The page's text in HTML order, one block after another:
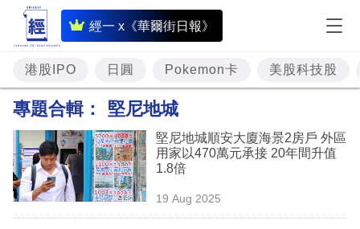
經一 x《華爾街日報》
即
時
財
經
題
投
資
港股IPO 日圓 Pokemon卡 美股科技股
專題合輯： 堅尼地城
堅尼地城順安大廈海景2房戶 外區
用家以470萬元承接 20年間升值
1.8倍
19 Aug 2025